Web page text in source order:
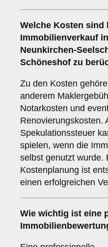
Welche Kosten sind
Immobilienverkauf in
Neunkirchen-
Schöneshof zu
Zu den Kosten
anderem
Notarkosten und
Renovierungskosten.
Spekulationssteuer
spielen, wenn die
selbst genutzt wurde.
Kostenplanung ist
einen erfolgreichen
Wie wichtig ist eine